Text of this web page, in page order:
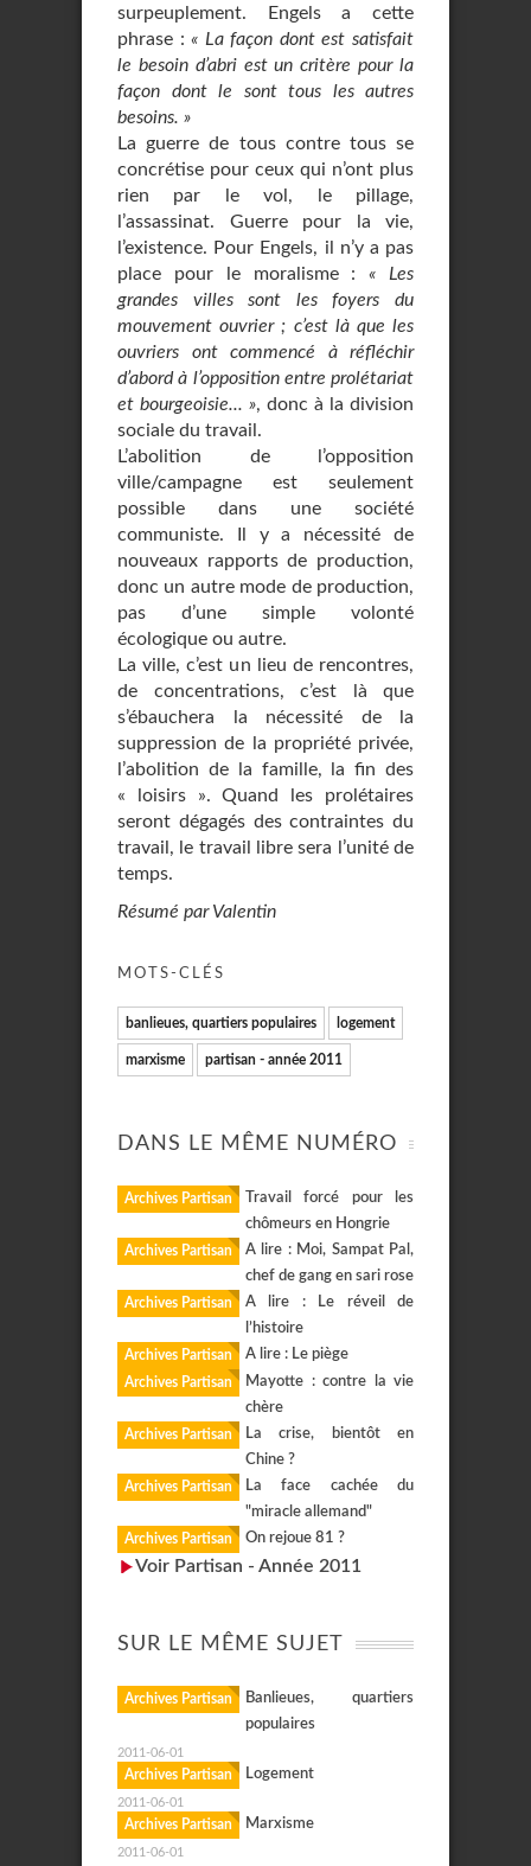
surpeuplement. Engels a cette
phrase :« La façon dont est satisfait
le besoin d’abri est un critère pour la
façon dont le sont tous les autres
besoins. »
La guerre de tous contre tous se
concrétise pour ceux qui n’ont plus
rien par le vol, le pillage,
l’assassinat. Guerre pour la vie,
l’existence. Pour Engels, il n’y a pas
place pour le moralisme :« Les
grandes villes sont les foyers du
mouvement ouvrier ; c’est là que les
ouvriers ont commencé à réfléchir
d’abord à l’opposition entre prolétariat
et bourgeoisie... », donc à la division
sociale du travail.
L’abolition de l’opposition
ville/campagne est seulement
possible dans une société
communiste. Il y a nécessité de
nouveaux rapports de production,
donc un autre mode de production,
pas d’une simple volonté
écologique ou autre.
La ville, c’est un lieu de rencontres,
de concentrations, c’est là que
s’ébauchera la nécessité de la
suppression de la propriété privée,
l’abolition de la famille, la fin des
« loisirs ». Quand les prolétaires
seront dégagés des contraintes du
travail, le travail libre sera l’unité de
temps.
Résumé par Valentin
MOTS-CLÉS
banlieues, quartiers populaires logement
marxisme partisan - année 2011
DANS LE MÊME NUMÉRO
Archives Partisan
Travail forcé pour les
chômeurs en Hongrie
Archives Partisan
A lire : Moi, Sampat Pal,
chef de gang en sari rose
Archives Partisan
A lire : Le réveil de
l’histoire
Archives Partisan A lire : Le piège
Archives Partisan
Mayotte : contre la vie
chère
Archives Partisan
La crise, bientôt en
Chine ?
Archives Partisan
La face cachée du
"miracle allemand"
Archives Partisan On rejoue 81 ?
Voir Partisan - Année 2011
SUR LE MÊME SUJET
Archives Partisan
Banlieues, quartiers
populaires
2011-06-01
Archives Partisan Logement
2011-06-01
Archives Partisan Marxisme
2011-06-01